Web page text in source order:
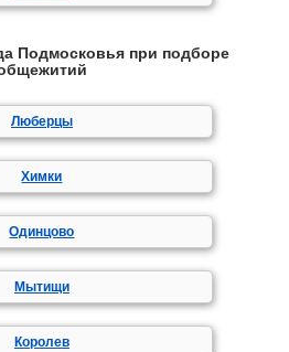
Подмосковья при подборе
Люберцы
Химки
Одинцово
Мытищи
Королев